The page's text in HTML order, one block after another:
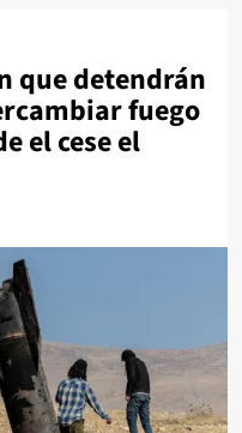
que detendrán
fuego
el cese el